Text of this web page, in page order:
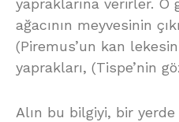
yapraklarına verirler.
ağacının meyvesinin
(Piremus’un kan
yaprakları, (Tispe’nin
Alın bu bilgiyi, bir